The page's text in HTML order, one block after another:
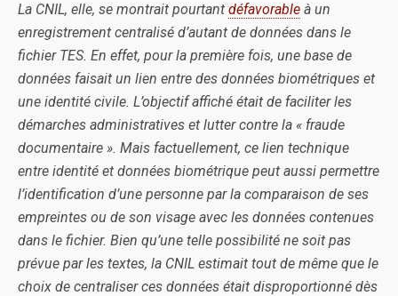
La CNIL, elle, se montrait pourtant défavorable à un
enregistrement centralisé d’autant de données dans le
fichier TES. En effet, pour la première fois, une base de
données faisait un lien entre des données biométriques et
une identité civile. L’objectif affiché était de faciliter les
démarches administratives et lutter contre la « fraude
documentaire ». Mais factuellement, ce lien technique
entre identité et données biométrique peut aussi permettre
l’identification d’une personne par la comparaison de ses
empreintes ou de son visage avec les données contenues
dans le fichier. Bien qu’une telle possibilité ne soit pas
prévue par les textes, la CNIL estimait tout de même que le
choix de centraliser ces données était disproportionné dès